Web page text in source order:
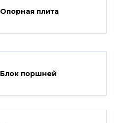
Опорная плита
Блок поршней